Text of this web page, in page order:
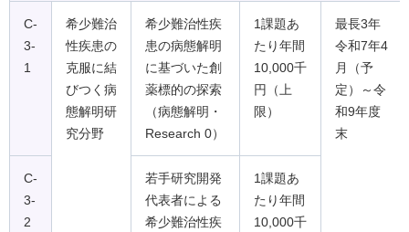
C-
3-
1
希少難治
性疾患の
克服に結
びつく病
態解明研
究分野
希少難治性疾
患の病態解明
に基づいた創
薬標的の探索
（病態解明・
Research 0）
1課題あ
たり年間
10,000千
円（上
限）
最長3年
令和7年4
月（予
定）～令
和9年度
末
C-
3-
2
若手研究開発
代表者による
希少難治性疾
1課題あ
たり年間
10,000千